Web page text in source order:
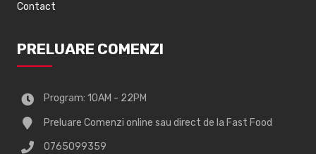
Contact
PRELUARE COMENZI
Program: 10AM - 22PM
Preluare Comenzi online sau direct de la Fast Food
0765099359